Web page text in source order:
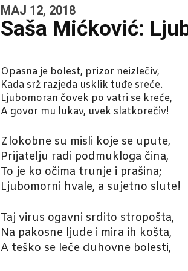
MAJ 12, 2018
Saša Mićković:
Opasna je bolest, prizor neizlečiv,
Kada srž razjeda usklik tuđe sreće.
Ljubomoran čovek po vatri se kreće,
A govor mu lukav, uvek slatkorečiv!
Zlokobne su misli koje se upute,
Prijatelju radi podmukloga čina,
To je ko očima trunje i prašina;
Ljubomorni hvale, a sujetno slute!
Taj virus ogavni srdito stropošta,
Na pakosne ljude i mira ih košta,
A teško se leče duhovne bolesti,